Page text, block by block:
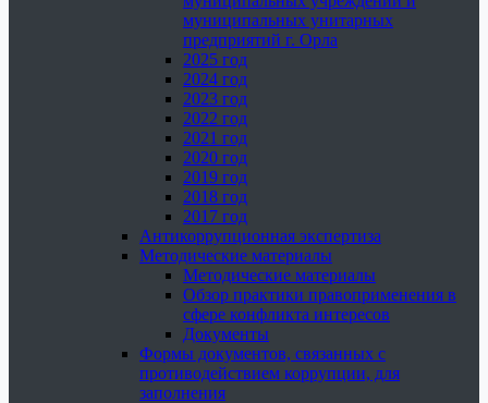
муниципальных унитарных
предприятий г. Орла
2025 год
2024 год
2023 год
2022 год
2021 год
2020 год
2019 год
2018 год
2017 год
Антикоррупционная экспертиза
Методические материалы
Методические материалы
Обзор практики правоприменения в
сфере конфликта интересов
Документы
Формы документов, связанных с
противодействием коррупции, для
заполнения